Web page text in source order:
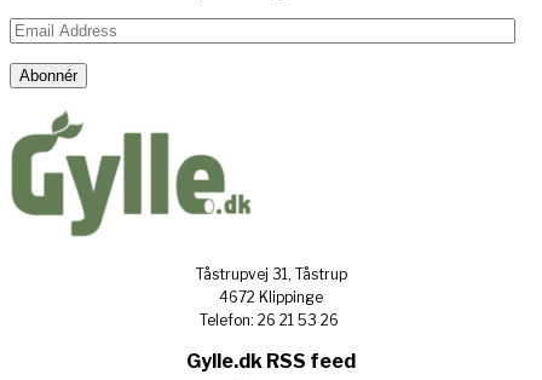
Email
Address
Abonnér
Tåstrupvej 31, Tåstrup
4672 Klippinge
Telefon: 26 21 53 26
Gylle.dk RSS feed